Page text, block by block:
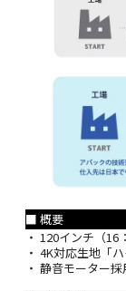
■ 概要
・ 120インチ（
・ 4K対応生地「
・ 静音モーター